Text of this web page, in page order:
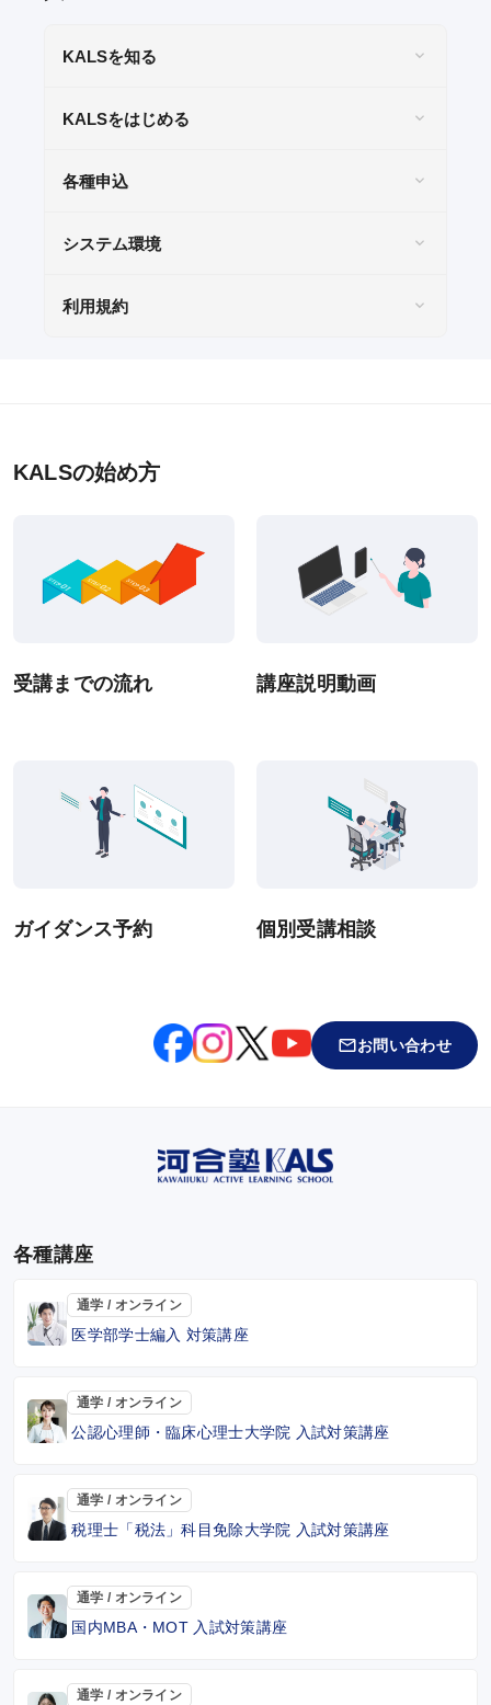
KALSを知る
KALSをはじめる
各種申込
システム環境
利用規約
KALSの始め方
受講までの流れ 講座説明動画
ガイダンス予約 個別受講相談
お問い合わせ
各種講座
通学 / オンライン
医学部学士編入 対策講座
通学 / オンライン
公認心理師・臨床心理士大学院 入試対策講座
通学 / オンライン
税理士「税法」科目免除大学院 入試対策講座
通学 / オンライン
国内MBA・MOT 入試対策講座
通学 / オンライン